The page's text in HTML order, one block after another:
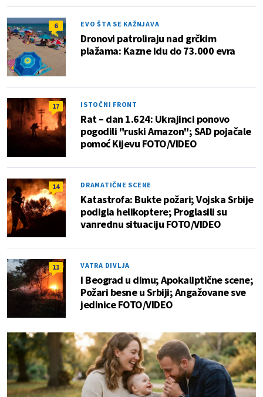
6 EVO ŠTA SE KAŽNJAVA
Dronovi patroliraju nad grčkim
plažama: Kazne idu do 73.000 evra
17 ISTOČNI FRONT
Rat – dan 1.624: Ukrajinci ponovo
pogodili "ruski Amazon"; SAD pojačale
pomoć Kijevu FOTO/VIDEO
14 DRAMATIČNE SCENE
Katastrofa: Bukte požari; Vojska Srbije
podigla helikoptere; Proglasili su
vanrednu situaciju FOTO/VIDEO
11 VATRA DIVLJA
I Beograd u dimu; Apokaliptične scene;
Požari besne u Srbiji; Angažovane sve
jedinice FOTO/VIDEO